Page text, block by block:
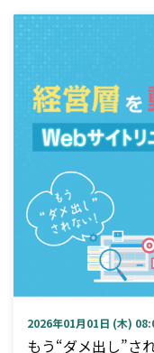
2026年01月01日 (木)
もう“ダメ出し”さ